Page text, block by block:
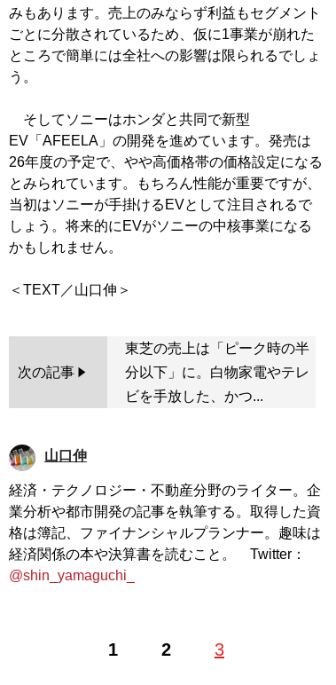
みもあります。売上のみならず利益もセグメント
ごとに分散されているため、仮に1事業が崩れた
ところで簡単には全社への影響は限られるでしょ
う。
そしてソニーはホンダと共同で新型
EV「AFEELA」の開発を進めています。発売は
26年度の予定で、やや高価格帯の価格設定になる
とみられています。もちろん性能が重要ですが、
当初はソニーが手掛けるEVとして注目されるで
しょう。将来的にEVがソニーの中核事業になる
かもしれません。
次の記事
東芝の売上は「ピーク時の半
分以下」に。白物家電やテレ
ビを手放した、かつ...
山口伸
経済・テクノロジー・不動産分野のライター。企
業分析や都市開発の記事を執筆する。取得した資
格は簿記、ファイナンシャルプランナー。趣味は
経済関係の本や決算書を読むこと。 Twitter：
@shin_yamaguchi_
1 2 3